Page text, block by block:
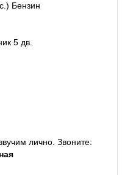
Бензин
5 дв.
лично. Звоните: